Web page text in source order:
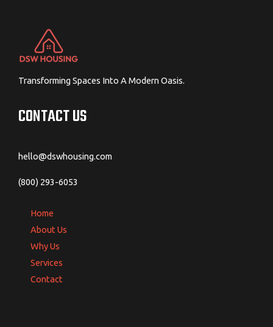
Transforming Spaces Into A Modern Oasis.
CONTACT US
hello@dswhousing.com
(800) 293-6053
Home
About Us
Why Us
Services
Contact